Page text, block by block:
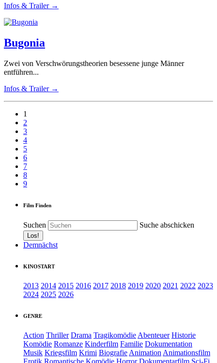
Infos & Trailer →
Bugonia
Zwei von Verschwörungstheorien besessene junge Männer
entführen...
Infos & Trailer →
1
2
3
4
5
6
7
8
9
Film Finden
Suchen Suche abschicken
Demnächst
KINOSTART
2013 2014 2015 2016 2017 2018 2019 2020 2021 2022 2023
2024 2025 2026
GENRE
Action Thriller Drama Tragikomödie Abenteuer Historie
Komödie Romanze Kinderfilm Familie Dokumentation
Musik Kriegsfilm Krimi Biografie Animation Animationsfilm
Erotik Romantische Komödie Horror Dokumentarfilm Sci-Fi